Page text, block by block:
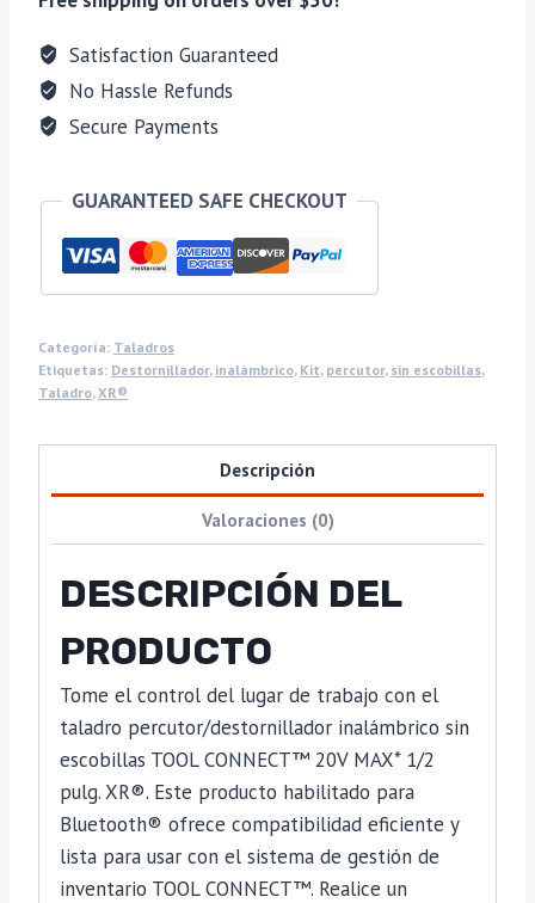
Satisfaction Guaranteed
No Hassle Refunds
Secure Payments
GUARANTEED SAFE CHECKOUT
Categoría: Taladros
Etiquetas: Destornillador, inalámbrico, Kit, percutor, sin escobillas,
Taladro,XR®
Descripción
Valoraciones (0)
DESCRIPCIÓN DEL
PRODUCTO
Tome el control del lugar de trabajo con el
taladro percutor/destornillador inalámbrico sin
escobillas TOOL CONNECT™ 20V MAX* 1/2
pulg. XR®. Este producto habilitado para
Bluetooth® ofrece compatibilidad eficiente y
lista para usar con el sistema de gestión de
inventario TOOL CONNECT™. Realice un